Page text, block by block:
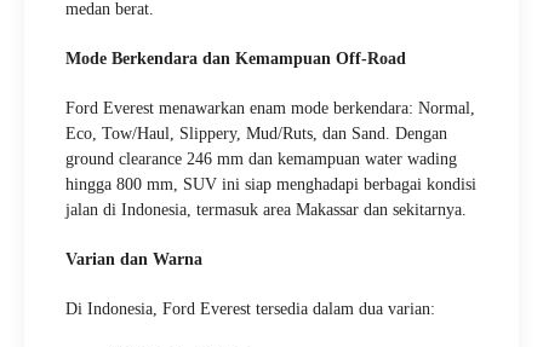
medan berat.
Mode Berkendara dan Kemampuan Off-Road
Ford Everest menawarkan enam mode berkendara: Normal,
Eco, Tow/Haul, Slippery, Mud/Ruts, dan Sand. Dengan
ground clearance 246 mm dan kemampuan water wading
hingga 800 mm, SUV ini siap menghadapi berbagai kondisi
jalan di Indonesia, termasuk area Makassar dan sekitarnya.
Varian dan Warna
Di Indonesia, Ford Everest tersedia dalam dua varian: